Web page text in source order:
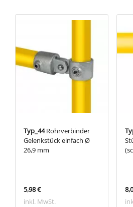
Typ_44Rohrverbinder
Gelenkstück einfach Ø
26,9 mm
5,98 €
inkl. MwSt.